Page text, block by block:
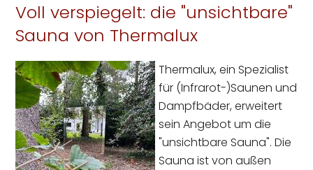
Voll verspiegelt: die "unsichtbare"
Sauna von Thermalux
Thermalux, ein Spezialist
für (Infrarot-)Saunen und
Dampfbäder, erweitert
sein Angebot um die
"unsichtbare Sauna". Die
Sauna ist von außen